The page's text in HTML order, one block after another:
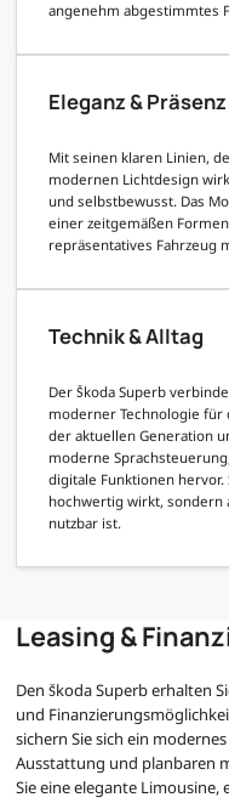
angenehm abgestimmtes
Eleganz & Präsenz
Mit seinen klaren Linien,
modernen Lichtdesign
und selbstbewusst. Das
einer zeitgemäßen
repräsentatives Fahrzeug
Technik & Alltag
Der Škoda Superb
moderner Technologie für
der aktuellen Generation
moderne
digitale Funktionen
hochwertig wirkt, sondern
nutzbar ist.
Leasing &
Den Škoda Superb erhalten
und
sichern Sie sich ein
Ausstattung und planbaren
Sie eine elegante